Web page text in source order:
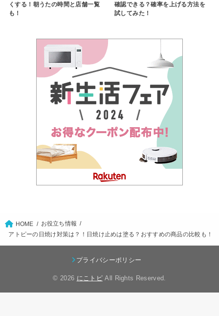
くする！朝うたの時間と店舗一覧
も！
確認できる？確率を上げる方法を
試してみた！
HOME
お役立ち情報
アトピーの日焼け対策は？！日焼け止めは塗る？おすすめの商品の比較も！
プライバシーポリシー
© 2026 にこトピAll Rights Reserved.